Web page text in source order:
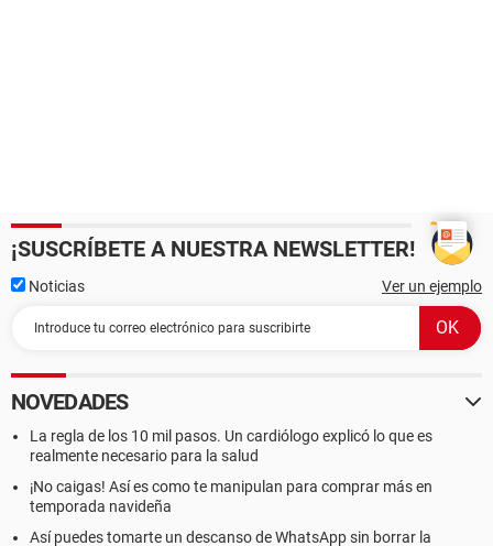
¡SUSCRÍBETE A NUESTRA NEWSLETTER!
Noticias Ver un ejemplo
NOVEDADES
La regla de los 10 mil pasos. Un cardiólogo explicó lo que es
realmente necesario para la salud
¡No caigas! Así es como te manipulan para comprar más en
temporada navideña
Así puedes tomarte un descanso de WhatsApp sin borrar la